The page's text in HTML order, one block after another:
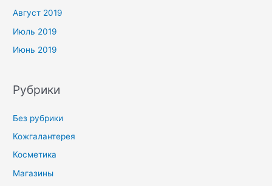
Август 2019
Июль 2019
Июнь 2019
Рубрики
Без рубрики
Кожгалантерея
Косметика
Магазины